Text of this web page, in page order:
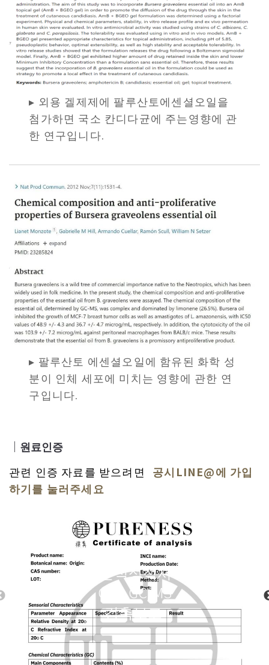
▸ 외용 겔제제에 팔루산토에센셜오일을
첨가하면 국소 칸디다균에 주는영향에 관
한 연구입니다.
▸ 팔루산토 에센셜오일에 함유된 화학 성
분이 인체 세포에 미치는 영향에 관한 연
구입니다.
｜원료인증
관련 인증 자료를 받으려면
공시LINE@에 가입
하기를 눌러주세요
분석성적서
COA GC/MS
검측보고